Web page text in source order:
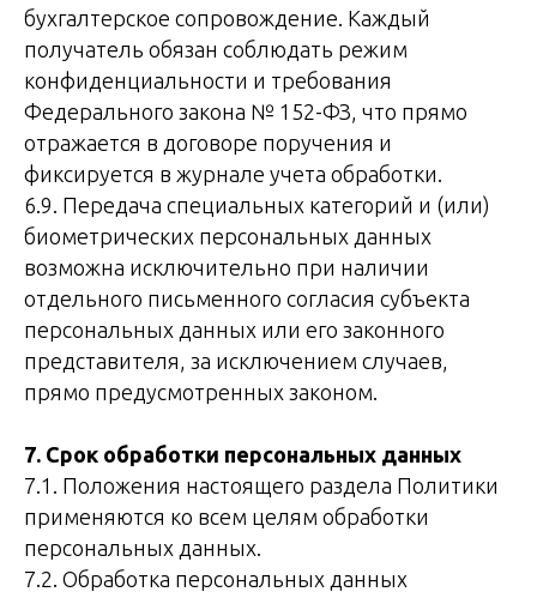
бухгалтерское сопровождение. Каждый
получатель обязан соблюдать режим
конфиденциальности и требования
Федерального закона № 152-ФЗ, что прямо
отражается в договоре поручения и
фиксируется в журнале учета обработки.
6.9. Передача специальных категорий и (или)
биометрических персональных данных
возможна исключительно при наличии
отдельного письменного согласия субъекта
персональных данных или его законного
представителя, за исключением случаев,
прямо предусмотренных законом.
7. Срок обработки персональных данных
7.1. Положения настоящего раздела Политики
применяются ко всем целям обработки
персональных данных.
7.2. Обработка персональных данных